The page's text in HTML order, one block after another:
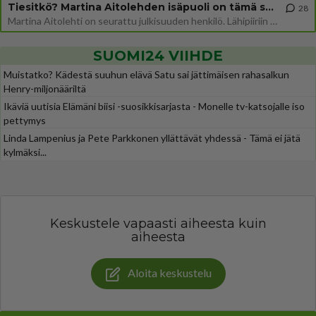
Tiesitkö? Martina Aitolehden isäpuoli on tämä suosittu laulaja
Martina Aitolehti on seurattu julkisuuden henkilö. Lähipiiriin mahtuu muitakin tunnettuja henkilöitä. Tiesitkö, että Ma
28
SUOMI24 VIIHDE
Muistatko? Kädestä suuhun elävä Satu sai jättimäisen rahasalkun
Henry-miljonääriltä
Ikäviä uutisia Elämäni biisi -suosikkisarjasta - Monelle tv-katsojalle iso
pettymys
Linda Lampenius ja Pete Parkkonen yllättävät yhdessä - Tämä ei jätä
kylmäksi...
Keskustele vapaasti aiheesta kuin
aiheesta
Aloita keskustelu